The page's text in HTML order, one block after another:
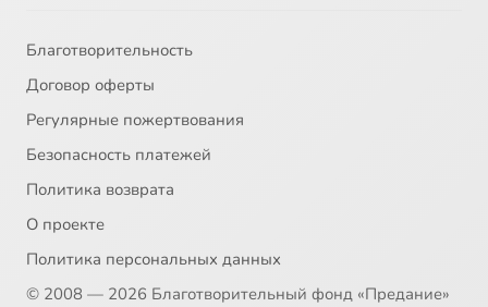
Благотворительность
Договор оферты
Регулярные пожертвования
Безопасность платежей
Политика возврата
О проекте
Политика персональных данных
© 2008 — 2026 Благотворительный фонд «Предание»